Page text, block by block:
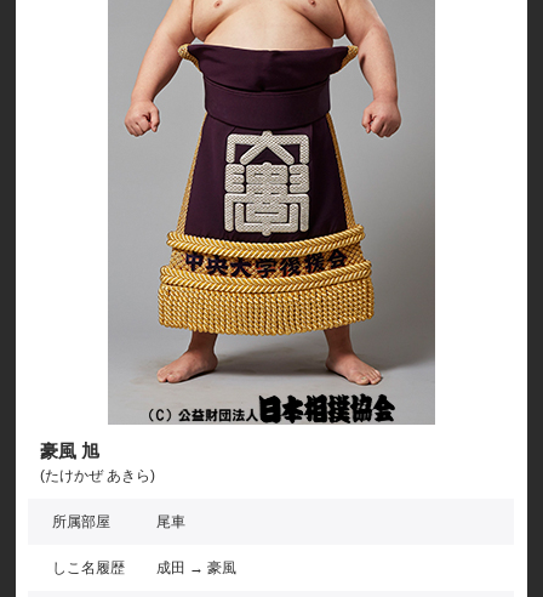
豪風 旭
(たけかぜ あきら)
所属部屋 尾車
しこ名履歴 成田 → 豪風